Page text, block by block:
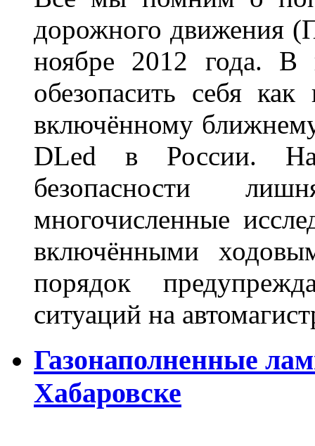
дорожного движения
ноябре 2012 года.
обезопасить себя
включённому
DLed в России.
безопасности
многочисленные
включёнными
порядок
ситуаций на
Газонаполненные
Хабаровске